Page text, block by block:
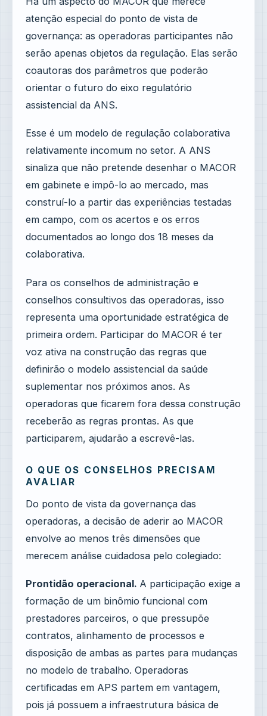
atenção especial do ponto de vista de
governança: as operadoras participantes não
serão apenas objetos da regulação. Elas serão
coautoras dos parâmetros que poderão
orientar o futuro do eixo regulatório
assistencial da ANS.
Esse é um modelo de regulação colaborativa
relativamente incomum no setor. A ANS
sinaliza que não pretende desenhar o MACOR
em gabinete e impô-lo ao mercado, mas
construí-lo a partir das experiências testadas
em campo, com os acertos e os erros
documentados ao longo dos 18 meses da
colaborativa.
Para os conselhos de administração e
conselhos consultivos das operadoras, isso
representa uma oportunidade estratégica de
primeira ordem. Participar do MACOR é ter
voz ativa na construção das regras que
definirão o modelo assistencial da saúde
suplementar nos próximos anos. As
operadoras que ficarem fora dessa construção
receberão as regras prontas. As que
participarem, ajudarão a escrevê-las.
O QUE OS CONSELHOS PRECISAM
AVALIAR
Do ponto de vista da governança das
operadoras, a decisão de aderir ao MACOR
envolve ao menos três dimensões que
merecem análise cuidadosa pelo colegiado:
Prontidão operacional. A participação exige a
formação de um binômio funcional com
prestadores parceiros, o que pressupõe
contratos, alinhamento de processos e
disposição de ambas as partes para mudanças
no modelo de trabalho. Operadoras
certificadas em APS partem em vantagem,
pois já possuem a infraestrutura básica de